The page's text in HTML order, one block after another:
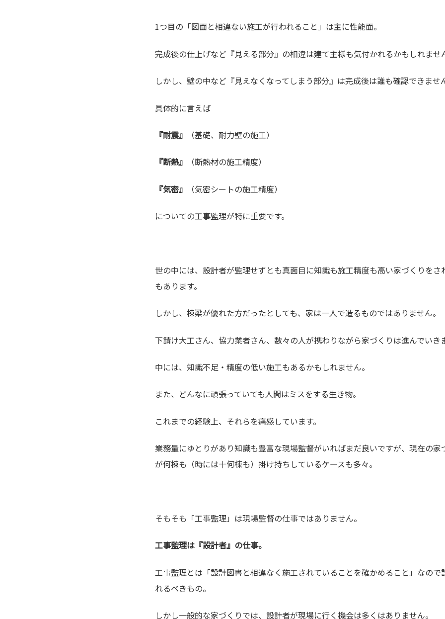
1つ目の「図面と相違ない施工が行われること」は主に性能面。
完成後の仕上げなど『見える部分』 の相違は建て主様も気付かれるかもしれませ
しかし、壁の中など『見えなくなってしまう部分』 は完成後は誰も確認できませ
具体的に言えば
『耐震』 （基礎、耐力壁の施工）
『断熱』 （断熱材の施工精度）
『気密』 （気密シートの施工精度）
についての工事監理が特に重要です。
世の中には、設計者が監理せずとも真面目に知識も施工精度も高い家づくりをさ
もあります。
しかし、棟梁が優れた方だったとしても、家は一人で造るものではありません。
下請け大工さん、協力業者さん、数々の人が携わりながら家づくりは進んでいき
中には、知識不足・精度の低い施工もあるかもしれません。
また、どんなに頑張っていても人間はミスをする生き物。
これまでの経験上、それらを痛感しています。
業務量にゆとりがあり知識も豊富な現場監督がいればまだ良いですが、現在の家
が何棟も（時には十何棟も）掛け持ちしているケースも多々。
そもそも「工事監理」は現場監督の仕事ではありません。
工事監理は『設計者』の仕事。
工事監理とは「設計図書と相違なく施工されていることを確かめること」なので
れるべきもの。
しかし一般的な家づくりでは、設計者が現場に行く機会は多くはありません。